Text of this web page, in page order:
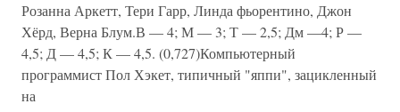
Розанна Аркетт, Тери Гарр, Линда фьорентино, Джон
Хёрд, Верна Блум.В — 4; М — 3; Т — 2,5; Дм —4; Р —
4,5; Д — 4,5; К — 4,5. (0,727)Компьютерный
программист Пол Хэкет, типичный "яппи", зацикленный
на